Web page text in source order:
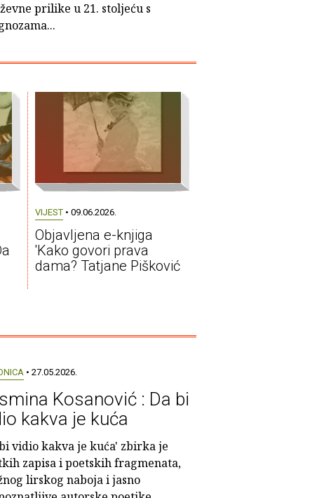
prilike u 21. stoljeću s
VIJEST• 09.06.2026.
Objavljena e-knjiga
'Kako govori prava
dama? Tatjane Pišković
• 27.05.2026.
Kosanović : Da bi
kakva je kuća
vidio kakva je kuća' zbirka je
zapisa i poetskih fragmenata,
lirskog naboja i jasno